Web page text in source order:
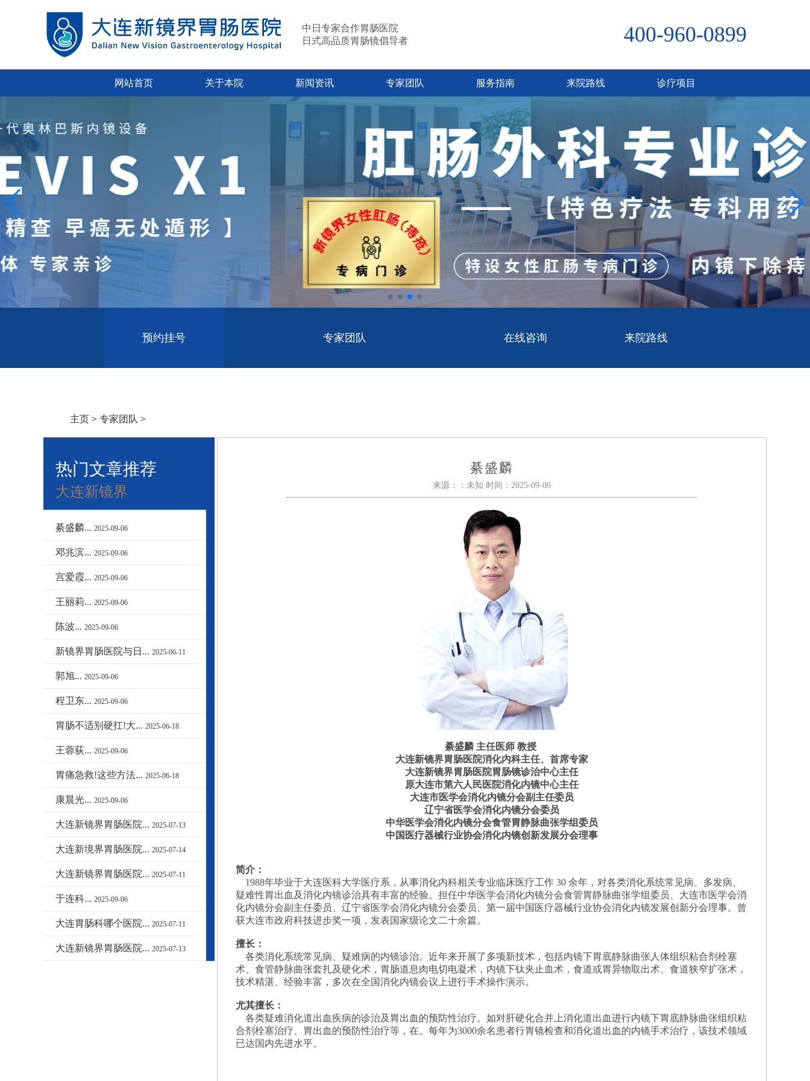
中日专家合作胃肠医院
日式高品质胃肠镜倡导者
400-960-0899
网站首页 关于本院 新闻资讯 专家团队 服务指南 来院路线 诊疗项目
预约挂号 专家团队 在线咨询 来院路线
主页 > 专家团队 >
热门文章推荐
大连新镜界
綦盛麟... 2025-09-06
邓兆滨... 2025-09-06
宫爱霞... 2025-09-06
王丽莉... 2025-09-06
陈波... 2025-09-06
新镜界胃肠医院与日... 2025-06-11
郭旭... 2025-09-06
程卫东... 2025-09-06
胃肠不适别硬扛!大... 2025-06-18
王蓉荻... 2025-09-06
胃痛急救!这些方法... 2025-06-18
康晨光... 2025-09-06
大连新镜界胃肠医院... 2025-07-13
大连新境界胃肠医院... 2025-07-14
大连新镜界胃肠医院... 2025-07-11
于连科... 2025-09-06
大连胃肠科哪个医院... 2025-07-11
大连新镜界胃肠医院... 2025-07-13
綦盛麟
来源：：未知 时间： 2025-09-06
綦盛麟 主任医师 教授
大连新镜界胃肠医院消化内科主任、首席专家
大连新镜界胃肠医院胃肠镜诊治中心主任
原大连市第六人民医院消化内镜中心主任
大连市医学会消化内镜分会副主任委员
辽宁省医学会消化内镜分会委员
中华医学会消化内镜分会食管胃静脉曲张学组委员
中国医疗器械行业协会消化内镜创新发展分会理事
简介：
1988年毕业于大连医科大学医疗系，从事消化内科相关专业临床医疗工作 30 余年，对各类消化系统常见病、多发病、
疑难性胃出血及消化内镜诊治具有丰富的经验。担任中华医学会消化内镜分会食管胃静脉曲张学组委员、大连市医学会消
化内镜分会副主任委员、辽宁省医学会消化内镜分会委员、第一届中国医疗器械行业协会消化内镜发展创新分会理事。曾
获大连市政府科技进步奖一项，发表国家级论文二十余篇。
擅长：
各类消化系统常见病、疑难病的内镜诊治。近年来开展了多项新技术，包括内镜下胃底静脉曲张人体组织粘合剂栓塞
术、食管静脉曲张套扎及硬化术，胃肠道息肉电切电凝术，内镜下钛夹止血术，食道或胃异物取出术、食道狭窄扩张术，
技术精湛、经验丰富，多次在全国消化内镜会议上进行手术操作演示。
尤其擅长：
各类疑难消化道出血疾病的诊治及胃出血的预防性治疗。如对肝硬化合并上消化道出血进行内镜下胃底静脉曲张组织粘
合剂栓塞治疗、胃出血的预防性治疗等，在。每年为3000余名患者行胃镜检查和消化道出血的内镜手术治疗，该技术领域
已达国内先进水平。